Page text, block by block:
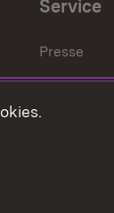
Service
Presse